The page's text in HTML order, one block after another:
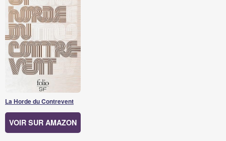
La Horde du Contrevent
VOIR SUR AMAZON